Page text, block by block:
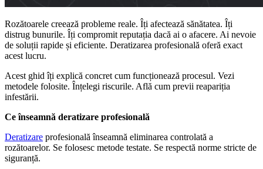
Rozătoarele creează probleme reale. Îți afectează sănătatea. Îți
distrug bunurile. Îți compromit reputația dacă ai o afacere. Ai nevoie
de soluții rapide și eficiente. Deratizarea profesională oferă exact
acest lucru.
Acest ghid îți explică concret cum funcționează procesul. Vezi
metodele folosite. Înțelegi riscurile. Află cum previi reapariția
infestării.
Ce înseamnă deratizare profesională
Deratizare profesională înseamnă eliminarea controlată a
rozătoarelor. Se folosesc metode testate. Se respectă norme stricte de
siguranță.